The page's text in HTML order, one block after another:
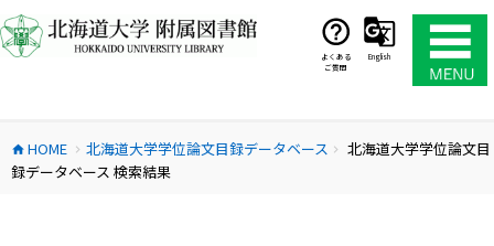
ン
テ
ス
キ
よくある
ご質問
English
home HOME chevron_right 北海道大学学位論文目録データベース chevron_right
北海道大学学位論文目
録データベース 検索結果